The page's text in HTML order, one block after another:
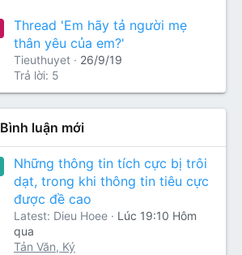
Thread 'Em hãy tả người mẹ
thân yêu của em?'
Tieuthuyet
26/9/19
Trả lời: 5
Bình luận mới
Những thông tin tích cực bị trôi
dạt, trong khi thông tin tiêu cực
được đề cao
Latest: Dieu Hoee
Lúc 19:10 Hôm
qua
Tản Văn, Ký